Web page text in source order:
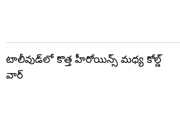
టాలీవుడ్‌లో కొత్త హీరోయిన్స్ మధ్య కోల్డ్
వార్